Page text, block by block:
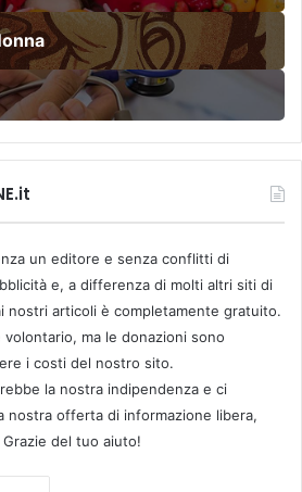
un editore e senza conflitti di
e, a differenza di molti altri siti di
nostri articoli è completamente gratuito.
volontario, ma le donazioni sono
i costi del nostro sito.
la nostra indipendenza e ci
nostra offerta di informazione libera,
del tuo aiuto!